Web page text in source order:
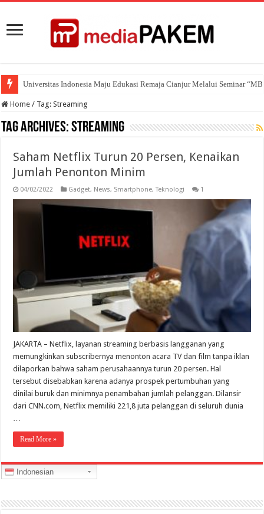
Universitas Indonesia Maju Edukasi Remaja Cianjur Melalui Seminar
Home / Tag:Streaming
Tag Archives:Streaming
Saham Netflix Turun 20 Persen, Kenaikan
Jumlah Penonton Minim
04/02/2022 Gadget, News, Smartphone,Teknologi 1
JAKARTA – Netflix, layanan streaming berbasis langganan yang
memungkinkan subscribernya menonton acara TV dan film tanpa iklan
dilaporkan bahwa saham perusahaannya turun 20 persen. Hal
tersebut disebabkan karena adanya prospek pertumbuhan yang
dinilai buruk dan minimnya penambahan jumlah pelanggan. Dilansir
dari CNN.com, Netflix memiliki 221,8 juta pelanggan di seluruh dunia
Read More »
Indonesian